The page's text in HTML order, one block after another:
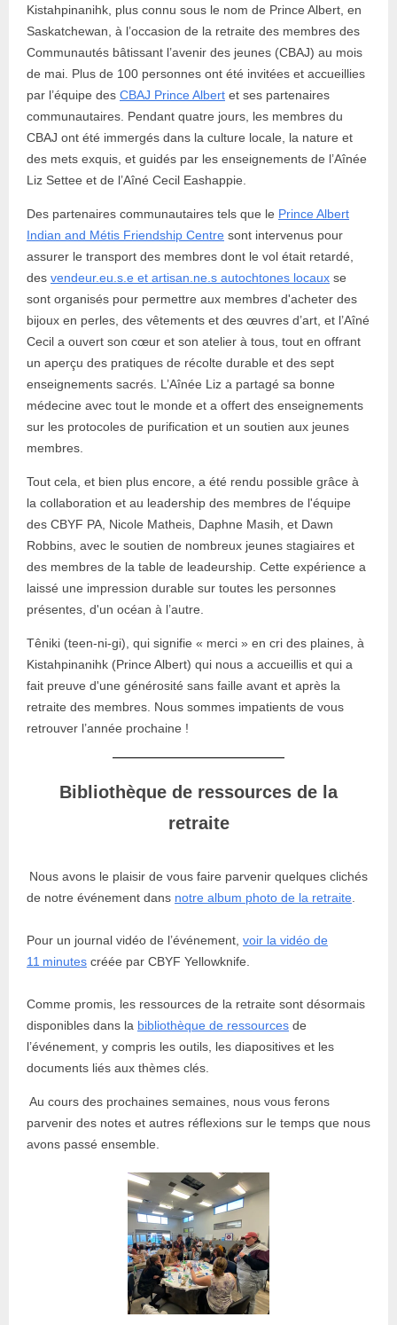
Kistahpinanihk, plus connu sous le nom de Prince Albert, en
Saskatchewan, à l’occasion de la retraite des membres des
Communautés bâtissant l’avenir des jeunes (CBAJ) au mois
de mai. Plus de 100 personnes ont été invitées et accueillies
par l’équipe des CBAJ Prince Albert et ses partenaires
communautaires. Pendant quatre jours, les membres du
CBAJ ont été immergés dans la culture locale, la nature et
des mets exquis, et guidés par les enseignements de l’Aînée
Liz Settee et de l’Aîné Cecil Eashappie.
Des partenaires communautaires tels que le Prince Albert
Indian and Métis Friendship Centre sont intervenus pour
assurer le transport des membres dont le vol était retardé,
des vendeur.eu.s.e et artisan.ne.s autochtones locaux se
sont organisés pour permettre aux membres d'acheter des
bijoux en perles, des vêtements et des œuvres d’art, et l’Aîné
Cecil a ouvert son cœur et son atelier à tous, tout en offrant
un aperçu des pratiques de récolte durable et des sept
enseignements sacrés. L’Aînée Liz a partagé sa bonne
médecine avec tout le monde et a offert des enseignements
sur les protocoles de purification et un soutien aux jeunes
membres.
Tout cela, et bien plus encore, a été rendu possible grâce à
la collaboration et au leadership des membres de l'équipe
des CBYF PA, Nicole Matheis, Daphne Masih, et Dawn
Robbins, avec le soutien de nombreux jeunes stagiaires et
des membres de la table de leadeurship. Cette expérience a
laissé une impression durable sur toutes les personnes
présentes, d'un océan à l’autre.
Têniki (teen-ni-gi), qui signifie « merci » en cri des plaines, à
Kistahpinanihk (Prince Albert) qui nous a accueillis et qui a
fait preuve d'une générosité sans faille avant et après la
retraite des membres. Nous sommes impatients de vous
retrouver l’année prochaine !
Bibliothèque de ressources de la
retraite
Nous avons le plaisir de vous faire parvenir quelques clichés
de notre événement dans notre album photo de la retraite
Pour un journal vidéo de l’événement, voir la vidéo de
11 minutes créée par CBYF Yellowknife.
Comme promis, les ressources de la retraite sont désormais
disponibles dans la bibliothèque de ressources de
l’événement, y compris les outils, les diapositives et les
documents liés aux thèmes clés.
Au cours des prochaines semaines, nous vous ferons
parvenir des notes et autres réflexions sur le temps que nous
avons passé ensemble.